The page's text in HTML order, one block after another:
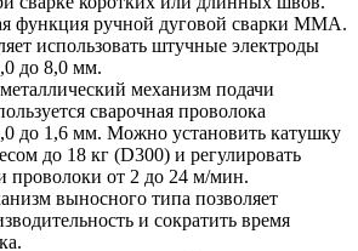
функция ручной дуговой сварки MMA.
использовать штучные электроды
до 8,0 мм.
механизм подачи
сварочная проволока
до 1,6 мм. Можно установить катушку
до 18 кг (D300) и регулировать
проволоки от 2 до 24 м/мин.
выносного типа позволяет
и сократить время